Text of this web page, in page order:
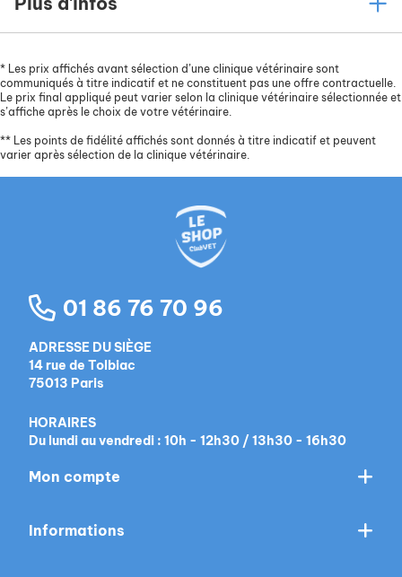
* Les prix affichés avant sélection d’une clinique vétérinaire sont
communiqués à titre indicatif et ne constituent pas une offre contractuelle.
Le prix final appliqué peut varier selon la clinique vétérinaire sélectionnée et
s’affiche après le choix de votre vétérinaire.
** Les points de fidélité affichés sont donnés à titre indicatif et peuvent
varier après sélection de la clinique vétérinaire.
01 86 76 70 96
ADRESSE DU SIÈGE
14 rue de Tolbiac
75013 Paris
HORAIRES
Du lundi au vendredi : 10h - 12h30 / 13h30 - 16h30
Mon compte
Informations